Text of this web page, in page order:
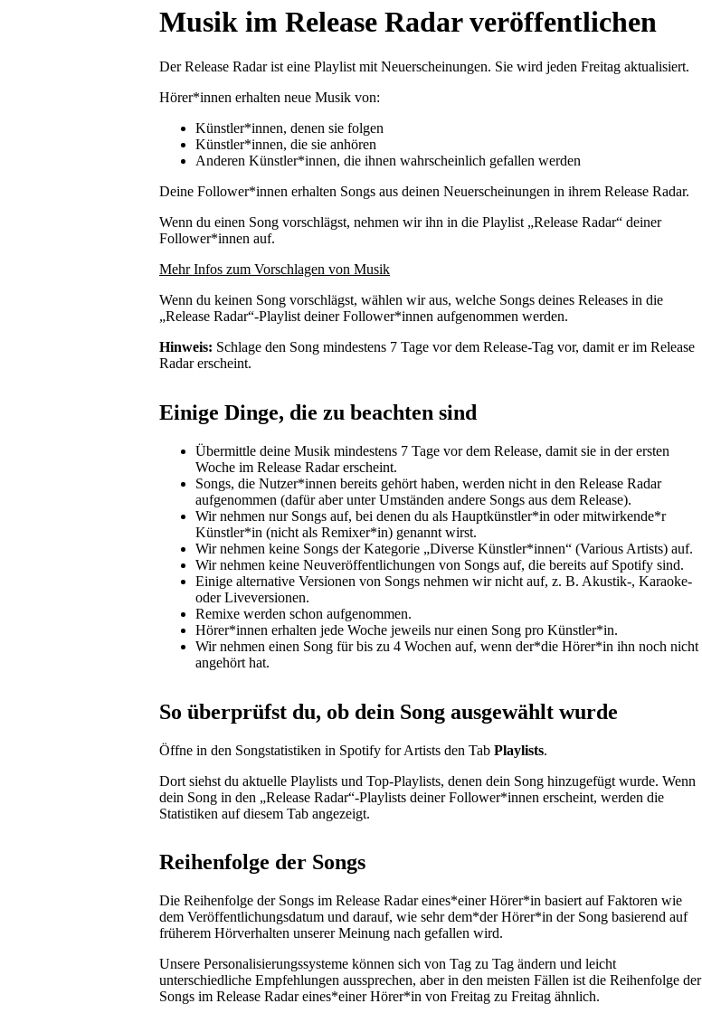
Musik im Release Radar veröffentlichen
Der Release Radar ist eine Playlist mit Neuerscheinungen. Sie wird jeden Freitag aktualisiert.
Hörer*innen erhalten neue Musik von:
Künstler*innen, denen sie folgen
Künstler*innen, die sie anhören
Anderen Künstler*innen, die ihnen wahrscheinlich gefallen werden
Deine Follower*innen erhalten Songs aus deinen Neuerscheinungen in ihrem Release Radar.
Wenn du einen Song vorschlägst, nehmen wir ihn in die Playlist „Release Radar“ deiner
Follower*innen auf.
Mehr Infos zum Vorschlagen von Musik
Wenn du keinen Song vorschlägst, wählen wir aus, welche Songs deines Releases in die
„Release Radar“-Playlist deiner Follower*innen aufgenommen werden.
Hinweis: Schlage den Song mindestens 7 Tage vor dem Release-Tag vor, damit er im Release
Radar erscheint.
Einige Dinge, die zu beachten sind
Übermittle deine Musik mindestens 7 Tage vor dem Release, damit sie in der ersten
Woche im Release Radar erscheint.
Songs, die Nutzer*innen bereits gehört haben, werden nicht in den Release Radar
aufgenommen (dafür aber unter Umständen andere Songs aus dem Release).
Wir nehmen nur Songs auf, bei denen du als Hauptkünstler*in oder mitwirkende*r
Künstler*in (nicht als Remixer*in) genannt wirst.
Wir nehmen keine Songs der Kategorie „Diverse Künstler*innen“ (Various Artists) auf.
Wir nehmen keine Neuveröffentlichungen von Songs auf, die bereits auf Spotify sind.
Einige alternative Versionen von Songs nehmen wir nicht auf, z. B. Akustik-, Karaoke-
oder Liveversionen.
Remixe werden schon aufgenommen.
Hörer*innen erhalten jede Woche jeweils nur einen Song pro Künstler*in.
Wir nehmen einen Song für bis zu 4 Wochen auf, wenn der*die Hörer*in ihn noch nicht
angehört hat.
So überprüfst du, ob dein Song ausgewählt wurde
Öffne in den Songstatistiken in Spotify for Artists den Tab Playlists.
Dort siehst du aktuelle Playlists und Top-Playlists, denen dein Song hinzugefügt wurde. Wenn
dein Song in den „Release Radar“-Playlists deiner Follower*innen erscheint, werden die
Statistiken auf diesem Tab angezeigt.
Reihenfolge der Songs
Die Reihenfolge der Songs im Release Radar eines*einer Hörer*in basiert auf Faktoren wie
dem Veröffentlichungsdatum und darauf, wie sehr dem*der Hörer*in der Song basierend auf
früherem Hörverhalten unserer Meinung nach gefallen wird.
Unsere Personalisierungssysteme können sich von Tag zu Tag ändern und leicht
unterschiedliche Empfehlungen aussprechen, aber in den meisten Fällen ist die Reihenfolge der
Songs im Release Radar eines*einer Hörer*in von Freitag zu Freitag ähnlich.